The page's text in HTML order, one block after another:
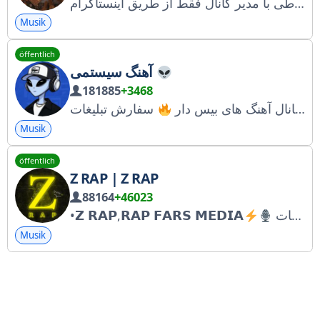
Musik
öffentlich
آهنگ سیستمی
181885+3468
بزرگترین و بروز ترین کانال آهنگ های بیس دار
Musik
öffentlich
Z RAP | Z RAP
88164+46023
•𝗭 𝗥𝗔𝗣,𝗥𝗔𝗣 𝗙𝗔𝗥𝗦 𝗠𝗘𝗗𝗜𝗔
Musik